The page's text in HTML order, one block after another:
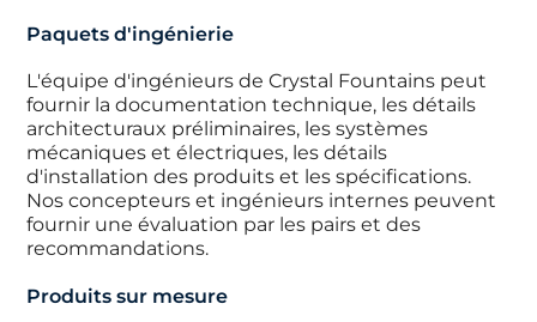
Paquets d'ingénierie
L'équipe d'ingénieurs de Crystal Fountains peut
fournir la documentation technique, les détails
architecturaux préliminaires, les systèmes
mécaniques et électriques, les détails
d'installation des produits et les spécifications.
Nos concepteurs et ingénieurs internes peuvent
fournir une évaluation par les pairs et des
recommandations.
Produits sur mesure